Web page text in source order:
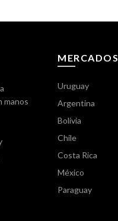
manos
MERCADOS
Uruguay
Argentina
Bolivia
Chile
Costa Rica
México
Paraguay